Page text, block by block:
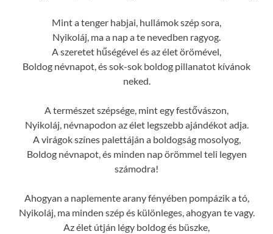
Mint a tenger habjai, hullámok szép sora,
Nyikoláj, ma a nap a te nevedben ragyog.
A szeretet hűségével és az élet örömével,
Boldog névnapot, és sok-sok boldog pillanatot kívánok
neked.
A természet szépsége, mint egy festővászon,
Nyikoláj, névnapodon az élet legszebb ajándékot adja.
A virágok színes palettáján a boldogság mosolyog,
Boldog névnapot, és minden nap örömmel teli legyen
számodra!
Ahogyan a naplemente arany fényében pompázik a tó,
Nyikoláj, ma minden szép és különleges, ahogyan te vagy.
Az élet útján légy boldog és büszke,